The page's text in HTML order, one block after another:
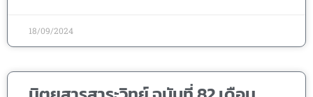
18/09/2024